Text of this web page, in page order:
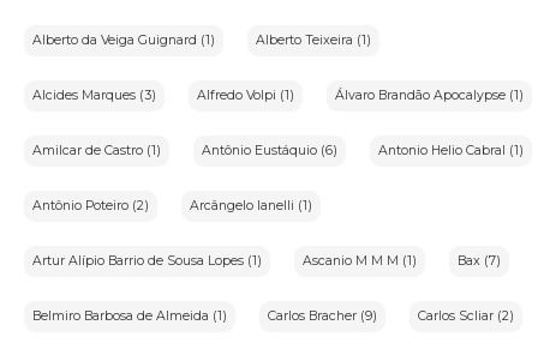
Alberto da Veiga Guignard (1) Alberto Teixeira (1)
Alcides Marques (3) Alfredo Volpi (1) Álvaro Brandão Apocalypse (1)
Amilcar de Castro (1) Antônio Eustáquio (6) Antonio Helio Cabral (1)
Antônio Poteiro (2) Arcângelo Ianelli (1)
Artur Alípio Barrio de Sousa Lopes (1) Ascanio M M M (1) Bax (7)
Belmiro Barbosa de Almeida (1) Carlos Bracher (9) Carlos Scliar (2)